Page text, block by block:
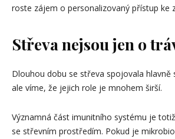
roste zájem o personalizovaný přístup ke
Střeva nejsou jen o
Dlouhou dobu se střeva spojovala hlavně
ale víme, že jejich role je mnohem širší.
Významná část imunitního systému je
se střevním prostředím. Pokud je